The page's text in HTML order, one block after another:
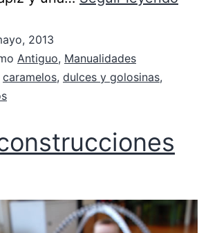
2013
Antiguo, Manualidades
caramelos, dulces y golosinas,